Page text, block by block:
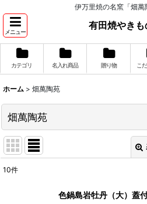
伊万里焼の名窯「畑萬
メニュー
有田焼やき
カテゴリ 名入れ商品 贈り物 こ
ホーム > 畑萬陶苑
畑萬陶苑
10件
色鍋島岩牡丹（大）蓋